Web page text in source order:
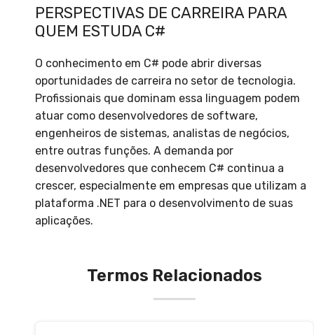
PERSPECTIVAS DE CARREIRA PARA
QUEM ESTUDA C#
O conhecimento em C# pode abrir diversas
oportunidades de carreira no setor de tecnologia.
Profissionais que dominam essa linguagem podem
atuar como desenvolvedores de software,
engenheiros de sistemas, analistas de negócios,
entre outras funções. A demanda por
desenvolvedores que conhecem C# continua a
crescer, especialmente em empresas que utilizam a
plataforma .NET para o desenvolvimento de suas
aplicações.
Termos Relacionados